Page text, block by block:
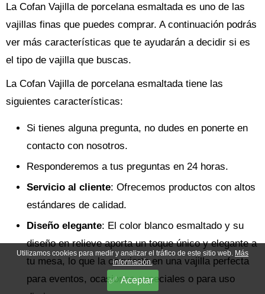
La Cofan Vajilla de porcelana esmaltada es uno de las
vajillas finas que puedes comprar. A continuación podrás
ver más características que te ayudarán a decidir si es
el tipo de vajilla que buscas.
La Cofan Vajilla de porcelana esmaltada tiene las
siguientes características:
Si tienes alguna pregunta, no dudes en ponerte en
contacto con nosotros.
Responderemos a tus preguntas en 24 horas.
Servicio al cliente: Ofrecemos productos con altos
estándares de calidad.
Diseño elegante: El color blanco esmaltado y su
diseño en relieve aporta un toque único y elegante a
tu mesa, lo que la convierte en una vajilla perfecta
para eventos, ocasiones especiales o para uso
Utilizamos cookies para medir y analizar el tráfico de este sitio web. Más
información.
Aceptar